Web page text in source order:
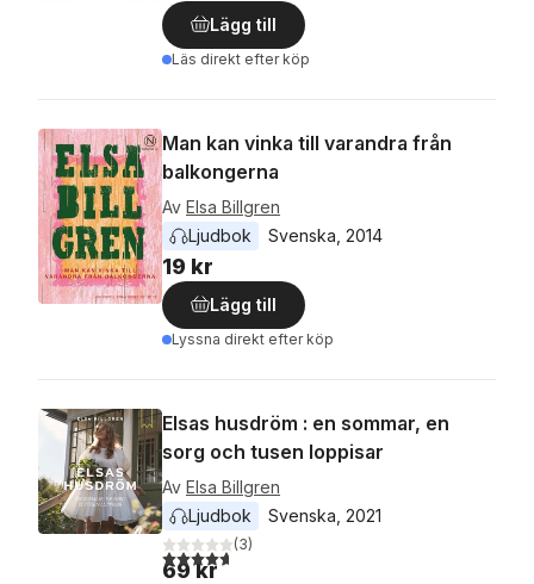
Lägg till
Läs direkt efter köp
Man kan vinka till varandra från
balkongerna
Av Elsa Billgren
Ljudbok
Svenska 2014
19 kr
Lägg till
Lyssna direkt efter köp
Elsas husdröm : en sommar, en
sorg och tusen loppisar
Av Elsa Billgren
Ljudbok
Svenska 2021
4,7utav 5 stjärnor. Totalt antal röster:
(3)
69 kr